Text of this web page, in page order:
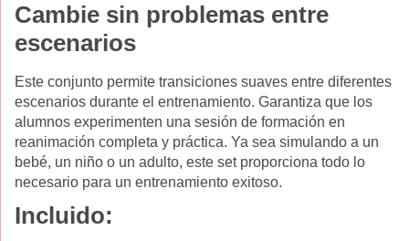
Cambie sin problemas entre
escenarios
Este conjunto permite transiciones suaves entre diferentes
escenarios durante el entrenamiento. Garantiza que los
alumnos experimenten una sesión de formación en
reanimación completa y práctica. Ya sea simulando a un
bebé, un niño o un adulto, este set proporciona todo lo
necesario para un entrenamiento exitoso.
Incluido: